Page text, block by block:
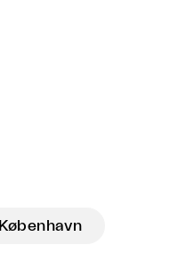
København